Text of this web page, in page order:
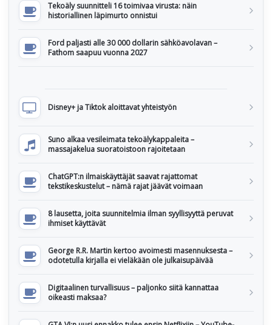
Tekoäly suunnitteli 16 toimivaa virusta: näin
historiallinen läpimurto onnistui
Ford paljasti alle 30 000 dollarin sähköavolavan –
Fathom saapuu vuonna 2027
Disney+ ja Tiktok aloittavat yhteistyön
Suno alkaa vesileimata tekoälykappaleita –
massajakelua suoratoistoon rajoitetaan
ChatGPT:n ilmaiskäyttäjät saavat rajattomat
tekstikeskustelut – nämä rajat jäävät voimaan
8 lausetta, joita suunnitelmia ilman syyllisyyttä peruvat
ihmiset käyttävät
George R.R. Martin kertoo avoimesti masennuksesta –
odotetulla kirjalla ei vieläkään ole julkaisupäivää
Digitaalinen turvallisuus – paljonko siitä kannattaa
oikeasti maksaa?